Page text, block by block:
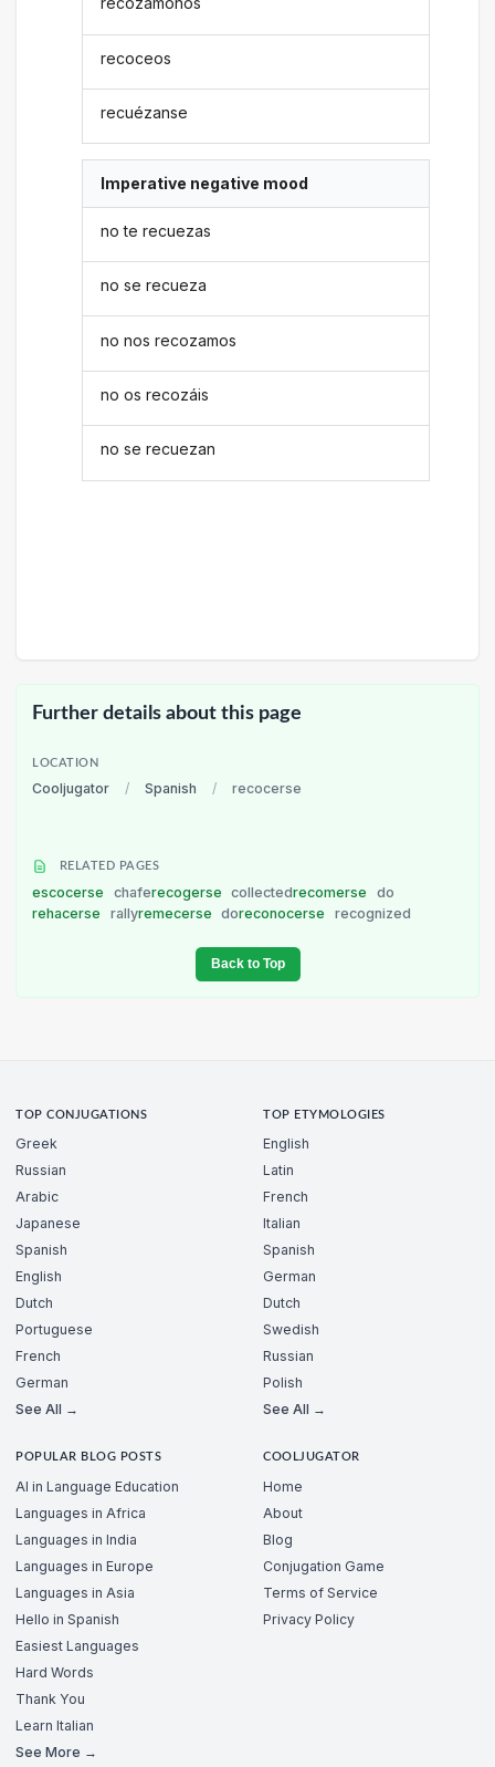
recoceos
recuézanse
Imperative negative mood
no te recuezas
no se recueza
no nos recozamos
no os recozáis
no se recuezan
Further details about this page
LOCATION
Cooljugator / Spanish / recocerse
RELATED PAGES
escocerse chaferecogerse collectedrecomerse
do
rehacerse
rallyremecerse doreconocerse recognized
Back to Top
TOP CONJUGATIONS
Greek
Russian
Arabic
Japanese
Spanish
English
Dutch
Portuguese
French
German
See All →
TOP ETYMOLOGIES
English
Latin
French
Italian
Spanish
German
Dutch
Swedish
Russian
Polish
See All →
POPULAR BLOG POSTS
AI in Language Education
Languages in Africa
Languages in India
Languages in Europe
Languages in Asia
Hello in Spanish
Easiest Languages
Hard Words
Thank You
Learn Italian
See More →
COOLJUGATOR
Home
About
Blog
Conjugation Game
Terms of Service
Privacy Policy